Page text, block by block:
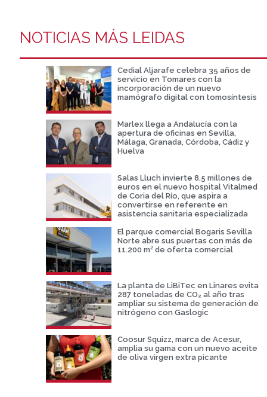
NOTICIAS MÁS LEIDAS
Cedial Aljarafe celebra 35 años de
servicio en Tomares con la
incorporación de un nuevo
mamógrafo digital con tomosíntesis
Marlex llega a Andalucía con la
apertura de oficinas en Sevilla,
Málaga, Granada, Córdoba, Cádiz y
Huelva
Salas Lluch invierte 8,5 millones de
euros en el nuevo hospital Vitalmed
de Coria del Río, que aspira a
convertirse en referente en
asistencia sanitaria especializada
El parque comercial Bogaris Sevilla
Norte abre sus puertas con más de
11.200 m² de oferta comercial
La planta de LiBiTec en Linares evita
287 toneladas de CO₂ al año tras
ampliar su sistema de generación de
nitrógeno con Gaslogic
Coosur Squizz, marca de Acesur,
amplia su gama con un nuevo aceite
de oliva virgen extra picante